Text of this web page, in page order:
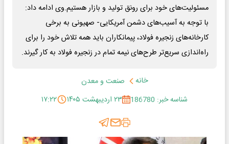
مسئولیت‌های خود برای رونق تولید و بازار هستیم.وی ادامه داد:
با توجه به آسیب‌های دشمن آمریکایی- صهیونی به برخی
کارخانه‌های زنجیره فولاد، پیمانکاران باید همه تلاش خود را برای
راه‌اندازی سریع‌تر طرح‌های نیمه تمام در زنجیره فولاد به کار گیرند.
خانه
صنعت و معدن
شناسه خبر: 186780
۲۳ اردیبهشت ۱۴۰۵ ۱۷:۲۲